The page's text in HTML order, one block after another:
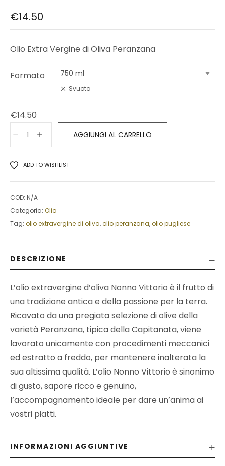
€14.50
Olio Extra Vergine di Oliva Peranzana
Formato
Svuota
€14.50
AGGIUNGI AL CARRELLO
ADD TO WISHLIST
COD: N/A
Categoria: Olio
Tag: olio extravergine di oliva,olio peranzana,olio pugliese
DESCRIZIONE
L’olio extravergine d’oliva Nonno Vittorio è il frutto di
una tradizione antica e della passione per la terra.
Ricavato da una pregiata selezione di olive della
varietà Peranzana, tipica della Capitanata, viene
lavorato unicamente con procedimenti meccanici
ed estratto a freddo, per mantenere inalterata la
sua altissima qualità. L’olio Nonno Vittorio è sinonimo
di gusto, sapore ricco e genuino,
l’accompagnamento ideale per dare un’anima ai
vostri piatti.
INFORMAZIONI AGGIUNTIVE